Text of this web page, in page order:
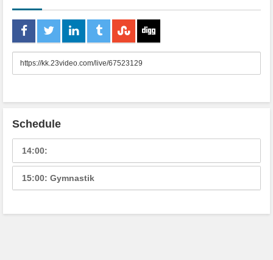
URL
to
Schedule
14:00:
15:00: Gymnastik